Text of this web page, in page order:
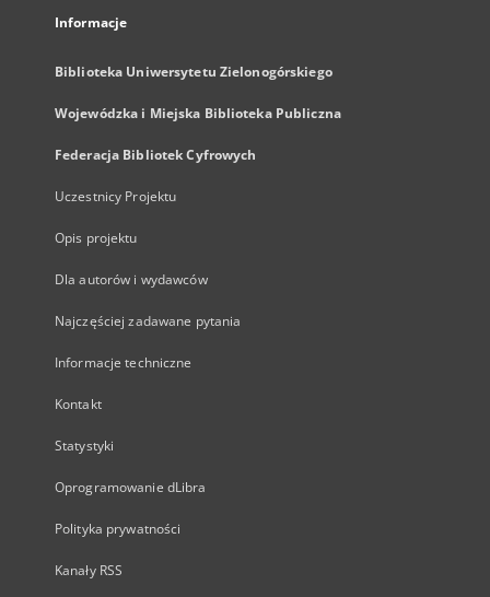
Informacje
Biblioteka Uniwersytetu Zielonogórskiego
Wojewódzka i Miejska Biblioteka Publiczna
Federacja Bibliotek Cyfrowych
Uczestnicy Projektu
Opis projektu
Dla autorów i wydawców
Najczęściej zadawane pytania
Informacje techniczne
Kontakt
Statystyki
Oprogramowanie dLibra
Polityka prywatności
Kanały RSS